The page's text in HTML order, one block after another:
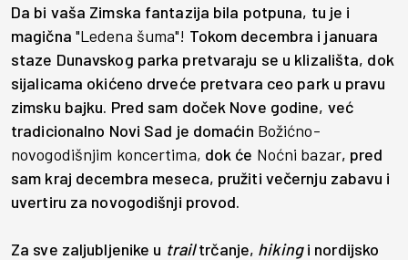
Da bi vaša Zimska fantazija bila potpuna, tu je i
magična "Ledena šuma"! Tokom decembra i januara
staze Dunavskog parka pretvaraju se u klizališta, dok
sijalicama okićeno drveće pretvara ceo park u pravu
zimsku bajku. Pred sam doček Nove godine, već
tradicionalno Novi Sad je domaćin Božićno-
novogodišnjim koncertima, dok će Noćni bazar, pred
sam kraj decembra meseca, pružiti večernju zabavu i
uvertiru za novogodišnji provod.
Za sve zaljubljenike u trailtrčanje, hikingi nordijsko